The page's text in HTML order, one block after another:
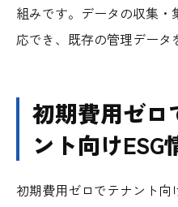
組みです。データの収集
応でき、既存の管理データ
初期費用ゼロ
ント向けESG
初期費用ゼロでテナント向